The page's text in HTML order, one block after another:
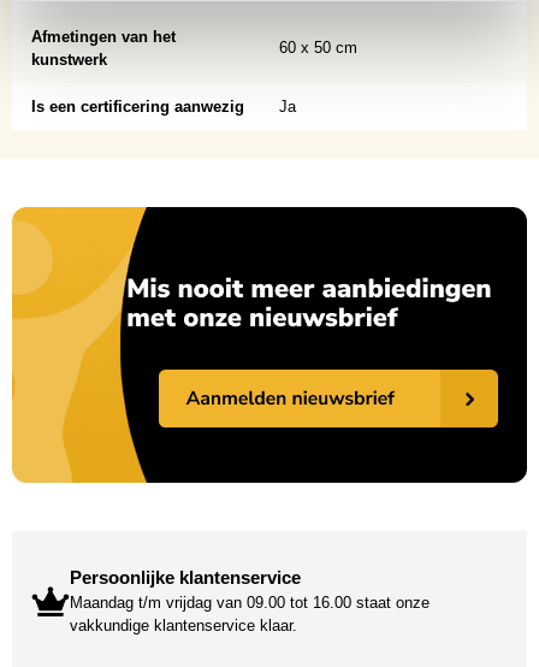
Afmetingen van het
kunstwerk
60 x 50 cm
Is een certificering aanwezig Ja
Persoonlijke klantenservice
Maandag t/m vrijdag van 09.00 tot 16.00 staat onze
vakkundige klantenservice klaar.